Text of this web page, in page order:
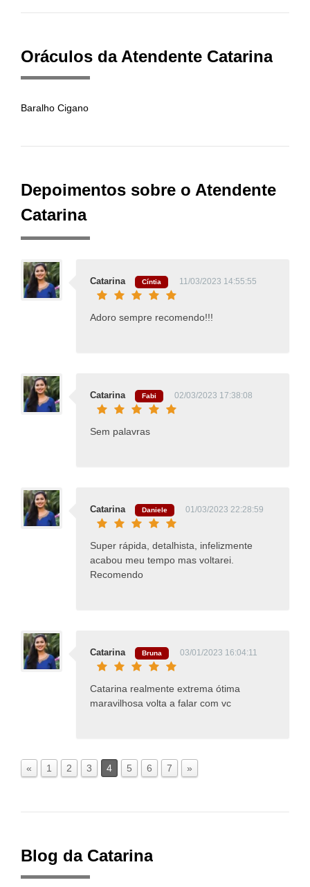
Oráculos da Atendente Catarina
Baralho Cigano
Depoimentos sobre o Atendente
Catarina
Catarina Cíntia 11/03/2023 14:55:55
Adoro sempre recomendo!!!
Catarina Fabi 02/03/2023 17:38:08
Sem palavras
Catarina Daniele 01/03/2023 22:28:59
Super rápida, detalhista, infelizmente
acabou meu tempo mas voltarei.
Recomendo
Catarina Bruna 03/01/2023 16:04:11
Catarina realmente extrema ótima
maravilhosa volta a falar com vc
« 1 2 3 4 5 6 7 »
Blog da Catarina